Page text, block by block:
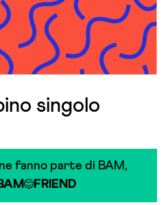
singolo
fanno parte di BAM,
FRIEND